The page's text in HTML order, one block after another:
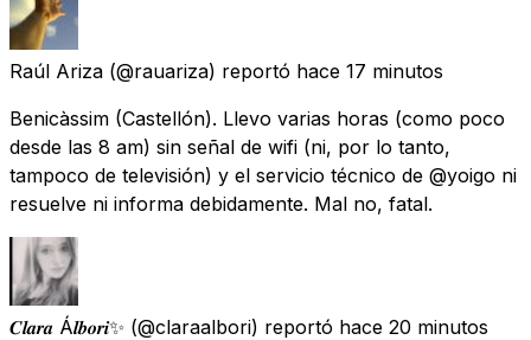
Raúl Ariza (@rauariza) reportó hace 17 minutos
Benicàssim (Castellón). Llevo varias horas (como poco
desde las 8 am) sin señal de wifi (ni, por lo tanto,
tampoco de televisión) y el servicio técnico de @yoigo ni
resuelve ni informa debidamente. Mal no, fatal.
𝑪𝒍𝒂𝒓𝒂 Á𝒍𝒃𝒐𝒓𝒊✨ (@claraalbori) reportó hace 20 minutos